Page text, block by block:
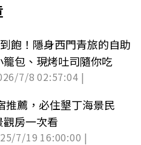
飽！隱身西門青旅的自助
包、現烤吐司隨你吃
7/8 02:57:04 |
推薦，必住墾丁海景民
房一次看
7/19 16:00:00 |